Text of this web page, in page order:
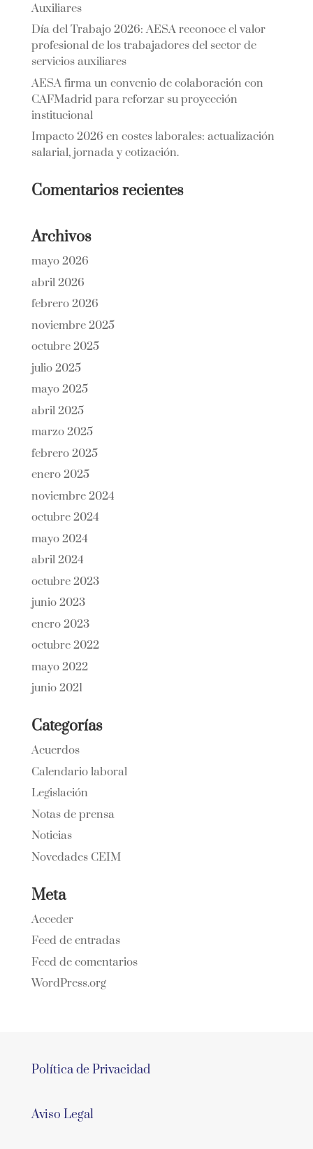
Auxiliares
Día del Trabajo 2026: AESA reconoce el valor
profesional de los trabajadores del sector de
servicios auxiliares
AESA firma un convenio de colaboración con
CAFMadrid para reforzar su proyección
institucional
Impacto 2026 en costes laborales: actualización
salarial, jornada y cotización.
Comentarios recientes
Archivos
mayo 2026
abril 2026
febrero 2026
noviembre 2025
octubre 2025
julio 2025
mayo 2025
abril 2025
marzo 2025
febrero 2025
enero 2025
noviembre 2024
octubre 2024
mayo 2024
abril 2024
octubre 2023
junio 2023
enero 2023
octubre 2022
mayo 2022
junio 2021
Categorías
Acuerdos
Calendario laboral
Legislación
Notas de prensa
Noticias
Novedades CEIM
Meta
Acceder
Feed de entradas
Feed de comentarios
WordPress.org
Política de Privacidad
Aviso Legal